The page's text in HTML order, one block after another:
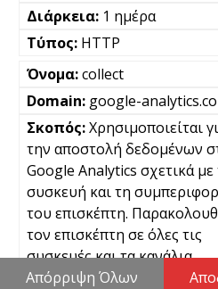
1 ημέρα
HTTP
collect
google-
Χρησιμοποιείται
την αποστολή δεδομένων
Google Analytics σχετικά με
συσκευή και τη
του επισκέπτη.
τον επισκέπτη σε όλες τις
συσκευές και τα κανάλια
μάρκετινγκ.
Απόρριψη Όλων